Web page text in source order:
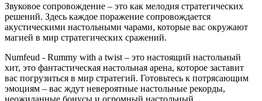
Звуковое сопровождение – это как мелодия стратегических
решений. Здесь каждое поражение сопровождается
акустическими настольными чарами, которые вас окружают
магией в мир стратегических сражений.
Numfeud - Rummy with a twist – это настоящий настольный
хит, это фантастическая настольная арена, которое заставит
вас погрузиться в мир стратегий. Готовьтесь к потрясающим
эмоциям – вас ждут невероятные настольные рекорды,
неожиданные бонусы и огромный настольный